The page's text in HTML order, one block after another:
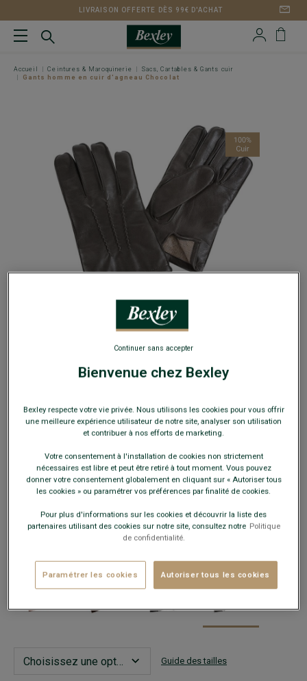
LIVRAISON OFFERTE DÈS 99€ D'ACHAT
Accueil Ceintures & Maroquinerie
Sacs, Cartables & Gants cuir
Gants homme en cuir d'agneau Chocolat
Gants homme en cuir d'agneau Chocolat
Doublés laine et cachemire
59,00 €
39€La 2e paire au choix
Payez en plusieurs fois dès 199€ d'achat
Guide des tailles
Bienvenue chez Bexley
Bexley respecte votre vie privée. Nous utilisons les cookies pour vous offrir
une meilleure expérience utilisateur de notre site, analyser son utilisation
et contribuer à nos efforts de marketing.
Votre consentement à l'installation de cookies non strictement
nécessaires est libre et peut être retiré à tout moment. Vous pouvez
donner votre consentement globalement en cliquant sur « Autoriser tous
les cookies » ou paramétrer vos préférences par finalité de cookies.
Pour plus d'informations sur les cookies et découvrir la liste des
partenaires utilisant des cookies sur notre site, consultez notre Politique
de confidentialité.
Paramétrer les cookies Autoriser tous les cookies
Continuer sans accepter